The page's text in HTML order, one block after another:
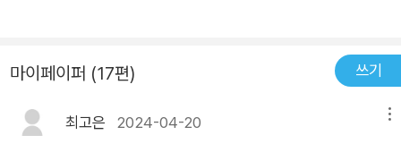
마이페이퍼 (17편) 쓰기
최고은 2024-04-20